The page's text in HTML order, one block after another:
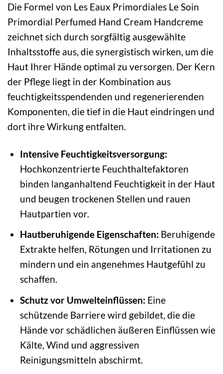
Die Formel von Les Eaux Primordiales Le Soin
Primordial Perfumed Hand Cream Handcreme
zeichnet sich durch sorgfältig ausgewählte
Inhaltsstoffe aus, die synergistisch wirken, um die
Haut Ihrer Hände optimal zu versorgen. Der Kern
der Pflege liegt in der Kombination aus
feuchtigkeitsspendenden und regenerierenden
Komponenten, die tief in die Haut eindringen und
dort ihre Wirkung entfalten.
Intensive Feuchtigkeitsversorgung:
Hochkonzentrierte Feuchthaltefaktoren
binden langanhaltend Feuchtigkeit in der Haut
und beugen trockenen Stellen und rauen
Hautpartien vor.
Hautberuhigende Eigenschaften: Beruhigende
Extrakte helfen, Rötungen und Irritationen zu
mindern und ein angenehmes Hautgefühl zu
schaffen.
Schutz vor Umwelteinflüssen: Eine
schützende Barriere wird gebildet, die die
Hände vor schädlichen äußeren Einflüssen wie
Kälte, Wind und aggressiven
Reinigungsmitteln abschirmt.